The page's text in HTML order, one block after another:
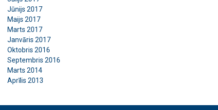
Jūnijs 2017
Maijs 2017
Marts 2017
Janvāris 2017
Oktobris 2016
Septembris 2016
Marts 2014
Aprīlis 2013